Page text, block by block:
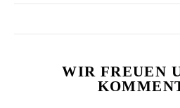
WIR FREUEN